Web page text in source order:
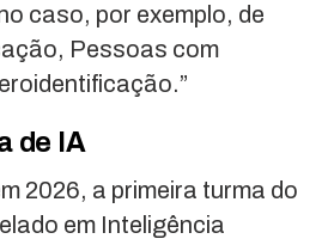
caso, por exemplo, de
Pessoas com
de IA
2026, a primeira turma do
em Inteligência